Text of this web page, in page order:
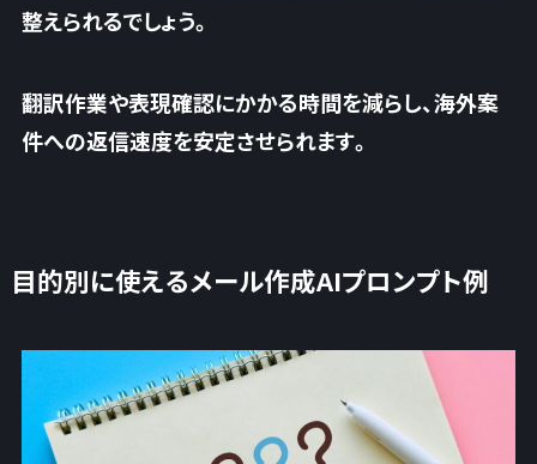
整えられるでしょう。
翻訳作業や表現確認にかかる時間を減らし、海外案
件への返信速度を安定させられます。
目的別に使えるメール作成AIプロンプト例